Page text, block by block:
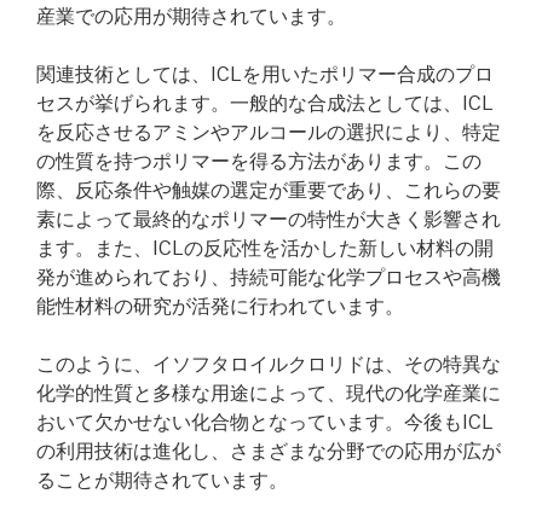
産業での応用が期待されています。
関連技術としては、ICLを用いたポリマー合成のプロ
セスが挙げられます。一般的な合成法としては、ICL
を反応させるアミンやアルコールの選択により、特定
の性質を持つポリマーを得る方法があります。この
際、反応条件や触媒の選定が重要であり、これらの要
素によって最終的なポリマーの特性が大きく影響され
ます。また、ICLの反応性を活かした新しい材料の開
発が進められており、持続可能な化学プロセスや高機
能性材料の研究が活発に行われています。
このように、イソフタロイルクロリドは、その特異な
化学的性質と多様な用途によって、現代の化学産業に
おいて欠かせない化合物となっています。今後もICL
の利用技術は進化し、さまざまな分野での応用が広が
ることが期待されています。